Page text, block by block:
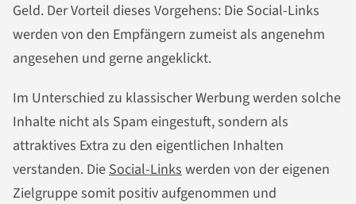
Geld. Der Vorteil dieses Vorgehens: Die Social-Links
werden von den Empfängern zumeist als angenehm
angesehen und gerne angeklickt.
Im Unterschied zu klassischer Werbung werden solche
Inhalte nicht als Spam eingestuft, sondern als
attraktives Extra zu den eigentlichen Inhalten
verstanden. Die Social-Links werden von der eigenen
Zielgruppe somit positiv aufgenommen und